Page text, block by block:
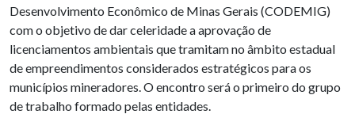
Desenvolvimento Econômico de Minas Gerais (CODEMIG)
com o objetivo de dar celeridade a aprovação de
licenciamentos ambientais que tramitam no âmbito estadual
de empreendimentos considerados estratégicos para os
municípios mineradores. O encontro será o primeiro do grupo
de trabalho formado pelas entidades.